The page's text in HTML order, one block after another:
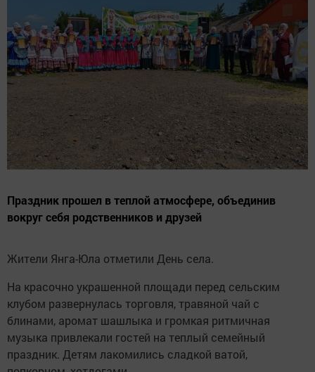
Праздник прошел в теплой атмосфере, объединив
вокруг себя родственников и друзей
Жители Янга-Юла отметили День села.
На красочно украшенной площади перед сельским
клубом развернулась торговля, травяной чай с
блинами, аромат шашлыка и громкая ритмичная
музыка привлекали гостей на теплый семейный
праздник. Детям лакомились сладкой ватой,